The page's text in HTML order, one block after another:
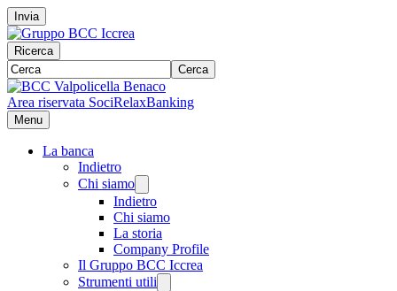
Invia
Ricerca
Cerca
Area riservata SociRelaxBanking
Menu
La banca
Indietro
Chi siamo
Indietro
Chi siamo
La storia
Company Profile
Il Gruppo BCC Iccrea
Strumenti utili